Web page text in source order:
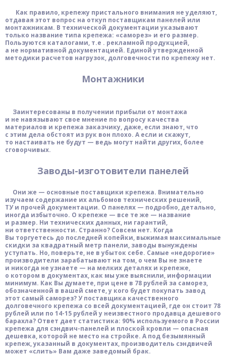
Как правило, крепежу пристального внимания не уделяют,
отдавая этот вопрос на откуп поставщикам панелей или
монтажникам. В технической документации указывают
только название типа крепежа: «саморез» и его размер.
Пользуются каталогами, т.е . рекламной продукцией,
а не нормативной документацией. Единой утвержденной
методики расчетов нагрузок, долговечности по крепежу нет.
Монтажники
Заинтересованы в получении прибыли от монтажа
и не навязывают свое мнение по вопросу качества
материалов и крепежа заказчику, даже, если знают, что
с этим дела обстоят из рук вон плохо. А если и скажут,
то настаивать не будут — ведь могут найти других, более
сговорчивых.
Заводы-изготовители панелей
Они же — основные поставщики крепежа. Внимательно
изучаем содержание их альбомов технических решений,
ТУ и прочей документации. О панелях — подробно, детально,
иногда избыточно. О крепеже — все те же — название
и размер. Ни технических данных, ни гарантий,
ни ответственности. Странно? Совсем нет. Когда
Вы торгуетесь до последней копейки, выжимая максимальные
скидки за квадратный метр панели, заводы вынуждены
уступать. Но, поверьте, не в убыток себе. Самые «недорогие»
производители зарабатывают на том, о чем Вы не знаете
и никогда не узнаете — на мелких деталях и крепеже,
о котором в документах, как мы уже выяснили, информации
минимум. Как Вы думаете, при цене в 78 рублей за саморез,
обозначенной в вашей смете, у кого будет покупать завод
этот самый саморез? У поставщика качественного
долговечного крепежа со всей документацией, где он стоит 78
рублей или по 14-15 рублей у неизвестного продавца дешевого
барахла? Ответ дает статистика: 90% используемого в России
крепежа для сэндвич-панелей и плоской кровли — опасная
дешевка, которой не место на стройке. А под безымянный
крепеж, указанный в документах, производитель сэндвичей
может «слить» Вам даже заведомый брак.